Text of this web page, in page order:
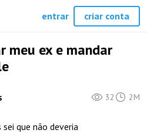
meu ex e mandar
32 2M
que não deveria
entrar criar conta